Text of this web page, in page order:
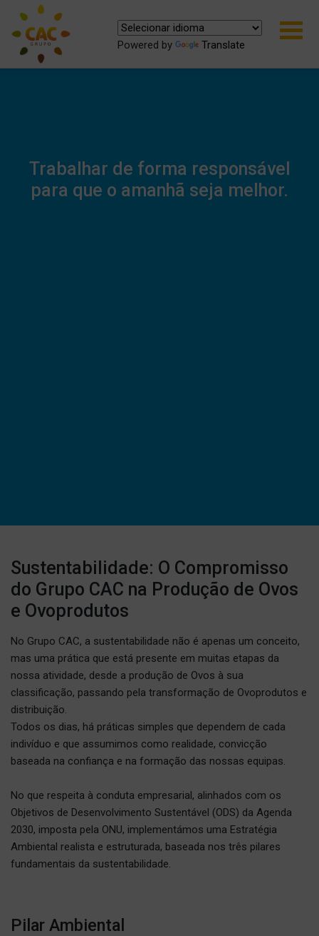
Powered by Translate
Trabalhar de forma responsável
para que o amanhã seja melhor.
Sustentabilidade: O Compromisso
do Grupo CAC na Produção de Ovos
e Ovoprodutos
No Grupo CAC, a sustentabilidade não é apenas um conceito,
mas uma prática que está presente em muitas etapas da
nossa atividade, desde a produção de Ovos à sua
classificação, passando pela transformação de Ovoprodutos e
distribuição.
Todos os dias, há práticas simples que dependem de cada
indivíduo e que assumimos como realidade, convicção
baseada na confiança e na formação das nossas equipas.
No que respeita à conduta empresarial, alinhados com os
Objetivos de Desenvolvimento Sustentável (ODS) da Agenda
2030, imposta pela ONU, implementámos uma Estratégia
Ambiental realista e estruturada, baseada nos três pilares
fundamentais da sustentabilidade.
Pilar Ambiental